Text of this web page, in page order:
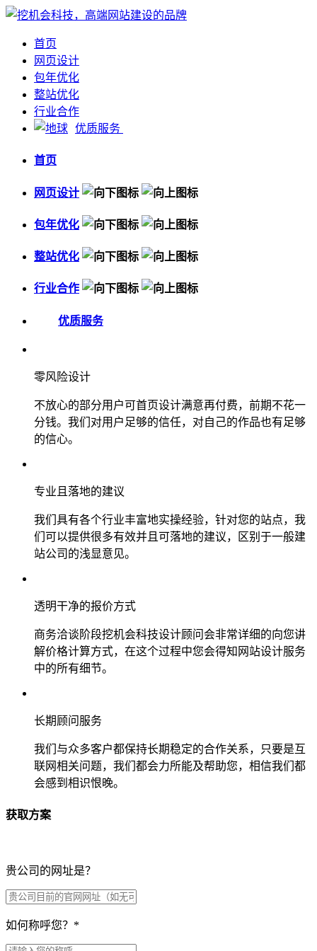
首页
网页设计
包年优化
整站优化
行业合作
优质服务
首页
网页设计
包年优化
整站优化
行业合作
优质服务
零风险设计
不放心的部分用户可首页设计满意再付费，前期不花一
分钱。我们对用户足够的信任，对自己的作品也有足够
的信心。
专业且落地的建议
我们具有各个行业丰富地实操经验，针对您的站点，我
们可以提供很多有效并且可落地的建议，区别于一般建
站公司的浅显意见。
透明干净的报价方式
商务洽谈阶段挖机会科技设计顾问会非常详细的向您讲
解价格计算方式，在这个过程中您会得知网站设计服务
中的所有细节。
长期顾问服务
我们与众多客户都保持长期稳定的合作关系，只要是互
联网相关问题，我们都会力所能及帮助您，相信我们都
会感到相识恨晚。
获取方案
贵公司的网址是？
如何称呼您？ *